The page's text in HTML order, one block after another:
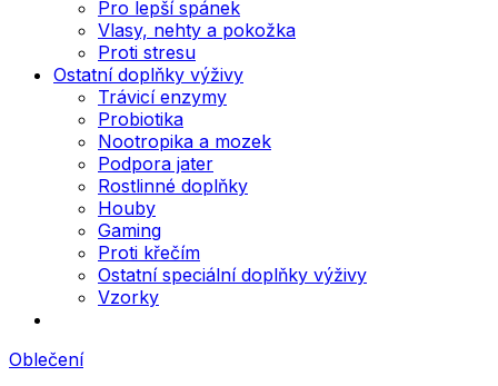
Pro lepší spánek
Vlasy, nehty a pokožka
Proti stresu
Ostatní doplňky výživy
Trávicí enzymy
Probiotika
Nootropika a mozek
Podpora jater
Rostlinné doplňky
Houby
Gaming
Proti křečím
Ostatní speciální doplňky výživy
Vzorky
Oblečení